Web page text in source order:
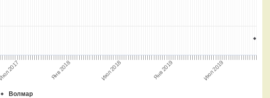
Волмар
Июл 2017 Янв 2018 Июл 2018 Янв 2019 Июл 2019